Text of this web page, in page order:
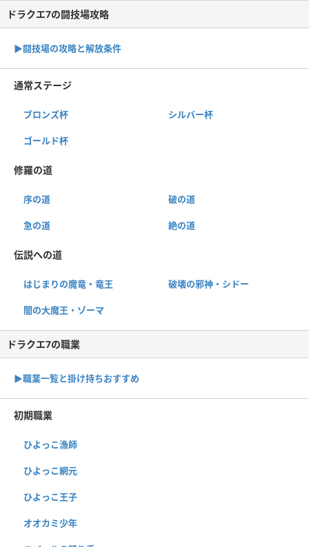
ドラクエ7の闘技場攻略
▶︎闘技場の攻略と解放条件
通常ステージ
ブロンズ杯 シルバー杯
ゴールド杯
修羅の道
序の道 破の道
急の道 絶の道
伝説への道
はじまりの魔竜・竜王 破壊の邪神・シドー
闇の大魔王・ゾーマ
ドラクエ7の職業
▶︎職業一覧と掛け持ちおすすめ
初期職業
ひよっこ漁師
ひよっこ網元
ひよっこ王子
オオカミ少年